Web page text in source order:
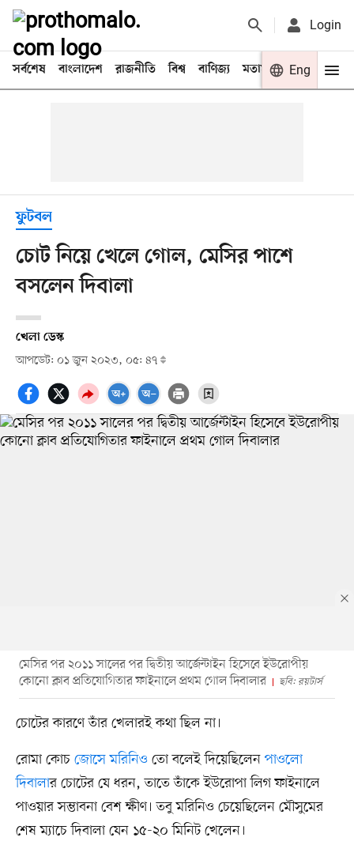
Login
সর্বশেষ বাংলাদেশ রাজনীতি বিশ্ব বাণিজ্য মতামত খেলা
Eng
ফুটবল
চোট নিয়ে খেলে গোল, মেসির পাশে
বসলেন দিবালা
খেলা ডেস্ক
আপডেট: ০১ জুন ২০২৩, ০৫: ৪৭
মেসির পর ২০১১ সালের পর দ্বিতীয় আর্জেন্টাইন হিসেবে ইউরোপীয়
কোনো ক্লাব প্রতিযোগিতার ফাইনালে প্রথম গোল দিবালার
ছবি: রয়টার্স
চোটের কারণে তাঁর খেলারই কথা ছিল না।
রোমা কোচ জোসে মরিনিওতো বলেই দিয়েছিলেন পাওলো
দিবালার চোটের যে ধরন, তাতে তাঁকে ইউরোপা লিগ ফাইনালে
পাওয়ার সম্ভাবনা বেশ ক্ষীণ। তবু মরিনিও চেয়েছিলেন মৌসুমের
শেষ ম্যাচে দিবালা যেন ১৫-২০ মিনিট খেলেন।